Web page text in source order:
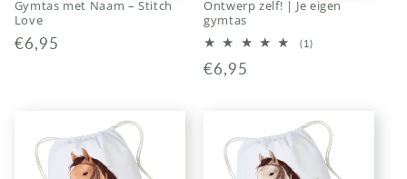
Gymtas met Naam – Stitch
Love
Normale
€6,95
Ontwerp zelf! | Je eigen
gymtas
(1)1
Normale
€6,95